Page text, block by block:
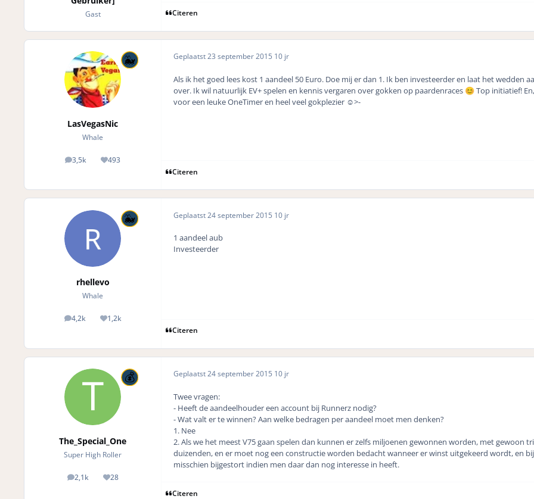
Gast Citeren
LasVegasNic
Whale
3,5k
posts 493
Reputation
Geplaatst23 september 2015 10 jr
Als ik het goed lees kost 1 aandeel 50 Euro. Doe mij er dan 1. Ik ben investeerder en laat het wedden
over. Ik wil natuurlijk EV+ spelen en kennis vergaren over gokken op paardenraces 😊Top initiatief!
voor een leuke OneTimer en heel veel gokplezier ☺️>-
Citeren
rhellevo
Whale
4,2k
posts 1,2k
Reputation
Geplaatst24 september 2015 10 jr
1 aandeel aub
Investeerder
Citeren
The_Special_One
Super High Roller
2,1k
posts 28
Reputation
Geplaatst24 september 2015 10 jr
Twee vragen:
- Heeft de aandeelhouder een account bij Runnerz nodig?
- Wat valt er te winnen? Aan welke bedragen per aandeel moet men denken?
1. Nee
2. Als we het meest V75 gaan spelen dan kunnen er zelfs miljoenen gewonnen worden, met gewoon
duizenden, en er moet nog een constructie worden bedacht wanneer er winst uitgekeerd wordt, en
misschien bijgestort indien men daar dan nog interesse in heeft.
Citeren